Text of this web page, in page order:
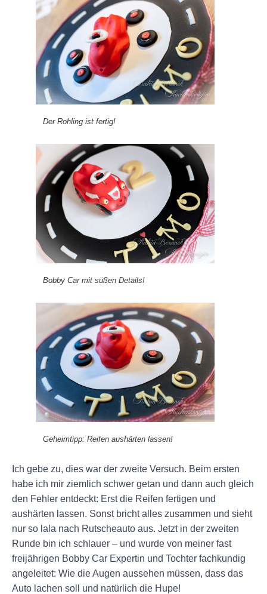
Der Rohling ist fertig!
Bobby Car mit süßen Details!
Geheimtipp: Reifen aushärten lassen!
Ich gebe zu, dies war der zweite Versuch. Beim ersten
habe ich mir ziemlich schwer getan und dann auch gleich
den Fehler entdeckt: Erst die Reifen fertigen und
aushärten lassen. Sonst bricht alles zusammen und sieht
nur so lala nach Rutscheauto aus. Jetzt in der zweiten
Runde bin ich schlauer – und wurde von meiner fast
freijährigen Bobby Car Expertin und Tochter fachkundig
angeleitet: Wie die Augen aussehen müssen, dass das
Auto lachen soll und natürlich die Hupe!